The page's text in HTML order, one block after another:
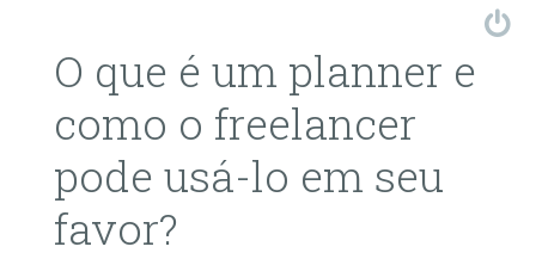
O que é um planner e
como o freelancer
pode usá-lo em seu
favor?